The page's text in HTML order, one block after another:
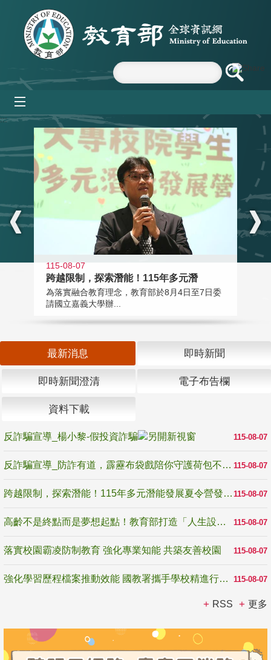
跳到主要內容區塊
:::
115-08-07
跨越限制，探索潛能！115年多元潛
為落實融合教育理念，教育部於8月4日至7日委
請國立嘉義大學辦...
最新消息 即時新聞
即時新聞澄清 電子布告欄
資料下載
115-08-07
反詐騙宣導_楊小黎-假投資詐騙
115-08-07
反詐騙宣導_防詐有道，霹靂布袋戲陪你守護荷包不受騙
115-08-07
跨越限制，探索潛能！115年多元潛能發展夏令營發掘生命無限可能
115-08-07
高齡不是終點而是夢想起點！教育部打造「人生設計夢工場」 參展第3屆高齡健康產業博覽會
115-08-07
落實校園霸凌防制教育 強化專業知能 共築友善校園
115-08-07
強化學習歷程檔案推動效能 國教署攜手學校精進行政與教學支持
RSS 更多